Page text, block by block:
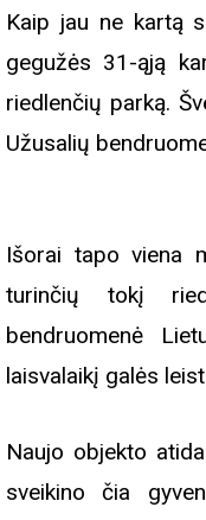
Kaip jau ne kartą
gegužės 31-ąją
riedlenčių parką.
Užusalių
Išorai tapo viena
turinčių tokį
bendruomenė
laisvalaikį galės
Naujo objekto
sveikino čia